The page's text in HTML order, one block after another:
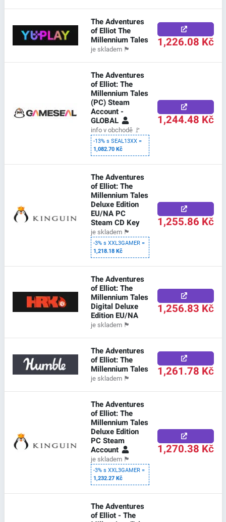
The Adventures
of Elliot The
Millennium Tales
je skladem 🏴 1,226.08 Kč
The Adventures
of Elliot: The
Millennium Tales
(PC) Steam
Account -
GLOBAL
info v obchodě 🚩
-13% s SEAL13XX =
1,082.70 Kč
1,244.48 Kč
The Adventures
of Elliot: The
Millennium Tales
Deluxe Edition
EU/NA PC
Steam CD Key
je skladem 🏴
-3% s XXL3GAMER =
1,218.18 Kč
1,255.86 Kč
The Adventures
of Elliot: The
Millennium Tales
Digital Deluxe
Edition EU/NA
je skladem 🏴
1,256.83 Kč
The Adventures
of Elliot: The
Millennium Tales
je skladem 🏴 1,261.78 Kč
The Adventures
of Elliot: The
Millennium Tales
Deluxe Edition
PC Steam
Account
je skladem 🏴
-3% s XXL3GAMER =
1,232.27 Kč
1,270.38 Kč
The Adventures
of Elliot - The